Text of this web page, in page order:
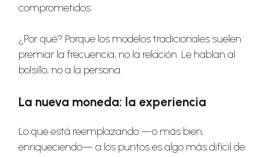
comprometidos.
¿Por qué? Porque los modelos tradicionales suelen
premiar la frecuencia, no la relación. Le hablan al
bolsillo, no a la persona.
La nueva moneda: la experiencia
Lo que está reemplazando —o más bien,
enriqueciendo— a los puntos es algo más difícil de